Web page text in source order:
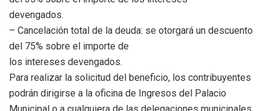
devengados.
– Cancelación total de la deuda: se otorgará un descuento
del 75% sobre el importe de
los intereses devengados.
Para realizar la solicitud del beneficio, los contribuyentes
podrán dirigirse a la oficina de Ingresos del Palacio